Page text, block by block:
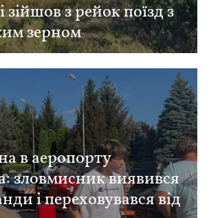
з рейок поїзд з
зерном
в аеропорту
зловмисник виявився
і переховувався від